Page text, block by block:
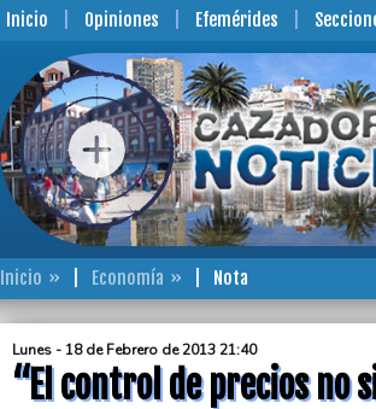
Inicio Opiniones Efemérides
Inicio Economía Nota
Lunes - 18 de Febrero de 2013 21:40
“El control de precios no